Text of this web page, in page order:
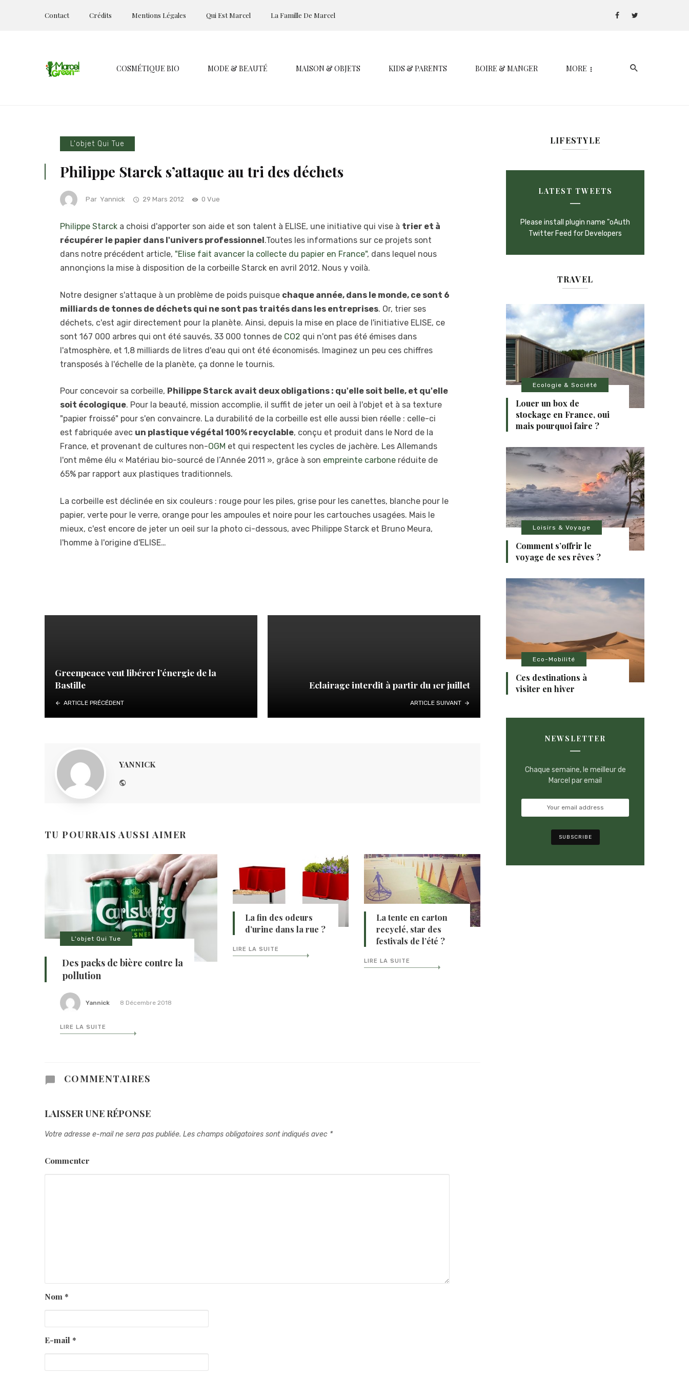
Contact Crédits Mentions Légales Qui Est Marcel La Famille De Marcel
COSMÉTIQUE BIO MODE & BEAUTÉ MAISON & OBJETS KIDS & PARENTS BOIRE & MANGER MORE
L'objet Qui Tue
Philippe Starck s’attaque au tri des déchets
Par Yannick 29 Mars 2012 0 Vue
Philippe Starck a choisi d'apporter son aide et son talent à ELISE, une initiative qui vise à trier et à
récupérer le papier dans l'univers professionnel.Toutes les informations sur ce projets sont
dans notre précédent article, "Elise fait avancer la collecte du papier en France", dans lequel nous
annonçions la mise à disposition de la corbeille Starck en avril 2012. Nous y voilà.
Notre designer s'attaque à un problème de poids puisque chaque année, dans le monde, ce sont 6
milliards de tonnes de déchets qui ne sont pas traités dans les entreprises. Or, trier ses
déchets, c'est agir directement pour la planète. Ainsi, depuis la mise en place de l'initiative ELISE, ce
sont 167 000 arbres qui ont été sauvés, 33 000 tonnes de CO2 qui n'ont pas été émises dans
l'atmosphère, et 1,8 milliards de litres d'eau qui ont été économisés. Imaginez un peu ces chiffres
transposés à l'échelle de la planète, ça donne le tournis.
Pour concevoir sa corbeille, Philippe Starck avait deux obligations : qu'elle soit belle, et qu'elle
soit écologique. Pour la beauté, mission accomplie, il suffit de jeter un oeil à l'objet et à sa texture
"papier froissé" pour s'en convaincre. La durabilité de la corbeille est elle aussi bien réelle : celle-ci
est fabriquée avec un plastique végétal 100% recyclable, conçu et produit dans le Nord de la
France, et provenant de cultures non-OGM et qui respectent les cycles de jachère. Les Allemands
l'ont même élu « Matériau bio-sourcé de l’Année 2011 », grâce à son empreinte carbone réduite de
65% par rapport aux plastiques traditionnels.
La corbeille est déclinée en six couleurs : rouge pour les piles, grise pour les canettes, blanche pour le
papier, verte pour le verre, orange pour les ampoules et noire pour les cartouches usagées. Mais le
mieux, c'est encore de jeter un oeil sur la photo ci-dessous, avec Philippe Starck et Bruno Meura,
l'homme à l'origine d'ELISE…
Greenpeace veut libérer l’énergie de la
Bastille
ARTICLE PRÉCÉDENT
Eclairage interdit à partir du 1er juillet
ARTICLE SUIVANT
YANNICK
TU POURRAIS AUSSI AIMER
L'objet Qui Tue
Des packs de bière contre la
pollution
Yannick 8 Décembre 2018
LIRE LA SUITE
La fin des odeurs
d’urine dans la rue ?
LIRE LA SUITE
La tente en carton
recyclé, star des
festivals de l’été ?
LIRE LA SUITE
COMMENTAIRES
LAISSER UNE RÉPONSE
Votre adresse e-mail ne sera pas publiée. Les champs obligatoires sont indiqués avec *
Commenter
Nom *
E-mail *
LIFESTYLE
LATEST TWEETS
Please install plugin name "oAuth
Twitter Feed for Developers
TRAVEL
Ecologie & Société
Louer un box de
stockage en France, oui
mais pourquoi faire ?
Loisirs & Voyage
Comment s’offrir le
voyage de ses rêves ?
Eco-Mobilité
Ces destinations à
visiter en hiver
NEWSLETTER
Chaque semaine, le meilleur de
Marcel par email